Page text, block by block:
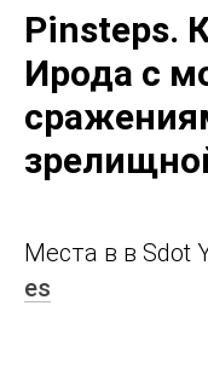
Pinsteps.
Ирода с
Места в в Sdot
es